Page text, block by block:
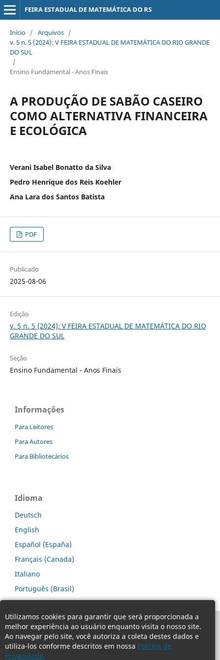
Utilizamos cookies para garantir que será proporcionada a
melhor experiência ao usuário enquanto visita o nosso site.
Ao navegar pelo site, você autoriza a coleta destes dados e
utiliza-los conforme descritos em nossa Política de
Privacidade.
FEIRA ESTADUAL DE MATEMÁTICA DO RS
Início / Arquivos /
v. 5 n. 5 (2024): V FEIRA ESTADUAL DE MATEMÁTICA DO RIO GRANDE
DO SUL
/
Ensino Fundamental - Anos Finais
A PRODUÇÃO DE SABÃO CASEIRO
COMO ALTERNATIVA FINANCEIRA
E ECOLÓGICA
Verani Isabel Bonatto da Silva
Pedro Henrique dos Reis Koehler
Ana Lara dos Santos Batista
PDF
Publicado
2025-08-06
Edição
v. 5 n. 5 (2024): V FEIRA ESTADUAL DE MATEMÁTICA DO RIO
GRANDE DO SUL
Seção
Ensino Fundamental - Anos Finais
Informações
Para Leitores
Para Autores
Para Bibliotecários
Idioma
Deutsch
English
Español (España)
Français (Canada)
Italiano
Português (Brasil)